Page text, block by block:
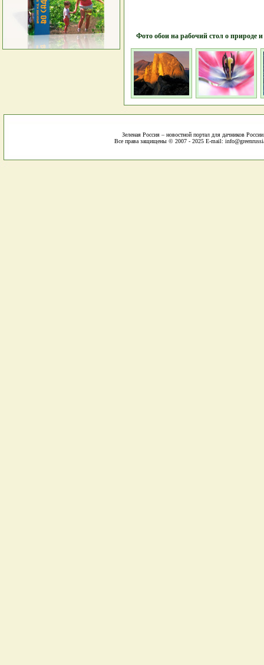
Фото обои на рабочий стол о природе и
Зеленая Россия – новостной портал для дачников
Все права защищены © 2007 - 2025 E-mail: